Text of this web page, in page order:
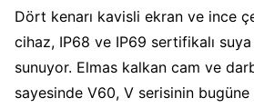
Dört kenarı kavisli ekran ve ince
cihaz, IP68 ve IP69 sertifikalı suya
sunuyor. Elmas kalkan cam ve
sayesinde V60, V serisinin